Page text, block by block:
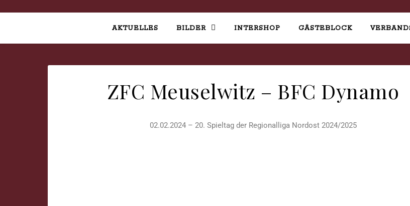
AKTUELLES BILDER INTERSHOP GÄSTEBLOCK
ZFC Meuselwitz – BFC Dynamo
02.02.2024 – 20. Spieltag der Regionalliga Nordost 2024/2025